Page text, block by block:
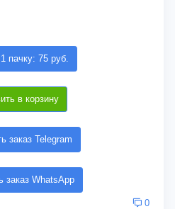
пачку: 75 руб.
в корзину
заказ Telegram
WhatsApp
0